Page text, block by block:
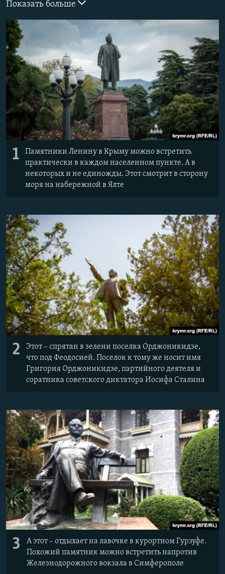
КРЫМ.НЕПОКОРЕННЫЙ
ELIFBE
УКРАИНСКАЯ ПРОБЛЕМА КРЫМА
ПРИСОЕДИНЯЙТЕСЬ!
Все сайты RFE/RL
Показать больше
1
Памятники Ленину в Крыму можно встретить
практически в каждом населенном пункте. А в
некоторых и не единожды. Этот смотрит в сторону
моря на набережной в Ялте
2
Этот – спрятан в зелени поселка Орджоникидзе,
что под Феодосией. Поселок к тому же носит имя
Григория Орджоникидзе, партийного деятеля и
соратника советского диктатора Иосифа Сталина
3
А этот – отдыхает на лавочке в курортном Гурзуфе.
Похожий памятник можно встретить напротив
Железнодорожного вокзала в Симферополе